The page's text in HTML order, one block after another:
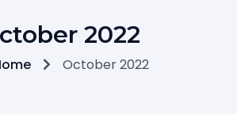
2022
October 2022